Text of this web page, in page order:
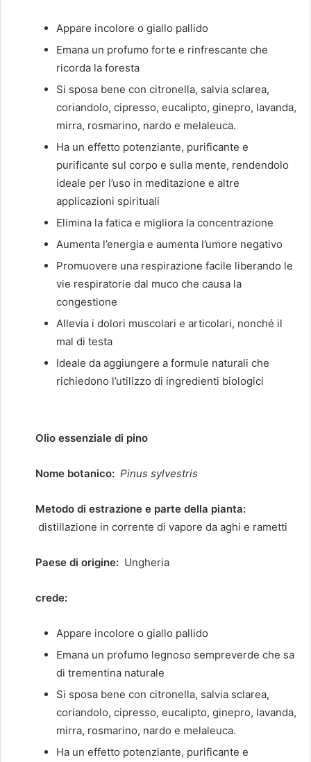
Appare incolore o giallo pallido
Emana un profumo forte e rinfrescante che
ricorda la foresta
Si sposa bene con citronella, salvia sclarea,
coriandolo, cipresso, eucalipto, ginepro, lavanda,
mirra, rosmarino, nardo e melaleuca.
Ha un effetto potenziante, purificante e
purificante sul corpo e sulla mente, rendendolo
ideale per l’uso in meditazione e altre
applicazioni spirituali
Elimina la fatica e migliora la concentrazione
Aumenta l’energia e aumenta l’umore negativo
Promuovere una respirazione facile liberando le
vie respiratorie dal muco che causa la
congestione
Allevia i dolori muscolari e articolari, nonché il
mal di testa
Ideale da aggiungere a formule naturali che
richiedono l’utilizzo di ingredienti biologici
Olio essenziale di pino
Nome botanico: Pinus sylvestris
Metodo di estrazione e parte della pianta:
distillazione in corrente di vapore da aghi e rametti
Paese di origine: Ungheria
crede:
Appare incolore o giallo pallido
Emana un profumo legnoso sempreverde che sa
di trementina naturale
Si sposa bene con citronella, salvia sclarea,
coriandolo, cipresso, eucalipto, ginepro, lavanda,
mirra, rosmarino, nardo e melaleuca.
Ha un effetto potenziante, purificante e